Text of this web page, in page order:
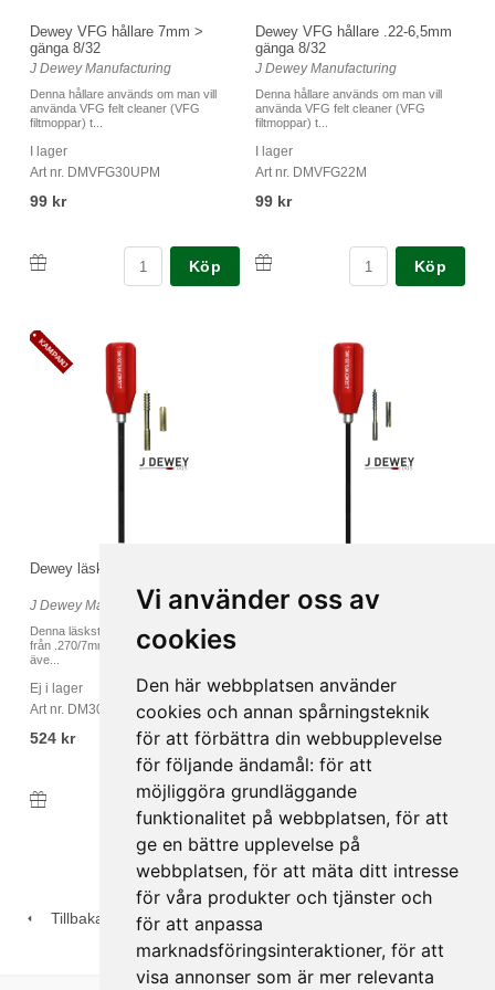
Vi använder oss av
cookies
Den här webbplatsen använder
cookies och annan spårningsteknik
för att förbättra din webbupplevelse
för följande ändamål: för att
möjliggöra grundläggande
funktionalitet på webbplatsen, för att
ge en bättre upplevelse på
webbplatsen, för att mäta ditt intresse
för våra produkter och tjänster och
för att anpassa
marknadsföringsinteraktioner, för att
visa annonser som är mer relevanta
Dewey VFG hållare 7mm >
gänga 8/32
J Dewey Manufacturing
Denna hållare används om man vill
använda VFG felt cleaner (VFG
filtmoppar) t...
I lager
Art nr. DMVFG30UPM
99 kr
Köp
Dewey VFG hållare .22-6,5mm
gänga 8/32
J Dewey Manufacturing
Denna hållare används om man vill
använda VFG felt cleaner (VFG
filtmoppar) t...
I lager
Art nr. DMVFG22M
99 kr
Köp
Dewey läskstång 7mm > - 63cm
J Dewey Manufacturing
Denna läskstång är lämplig för kalibrar
från .270/7mm upp till .50/12,7mm
äve...
Ej i lager
Art nr. DM30C24
524 kr
Köp
64cm
J Dewey Manufacturing
I lager
Art nr. DM22C24
524 kr
Tillbaka